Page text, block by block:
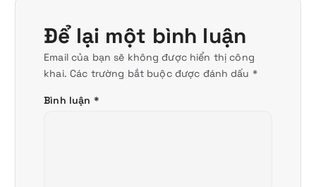
Để lại một bình luận
Email của bạn sẽ không được hiển thị công
khai. Các trường bắt buộc được đánh dấu *
Bình luận *